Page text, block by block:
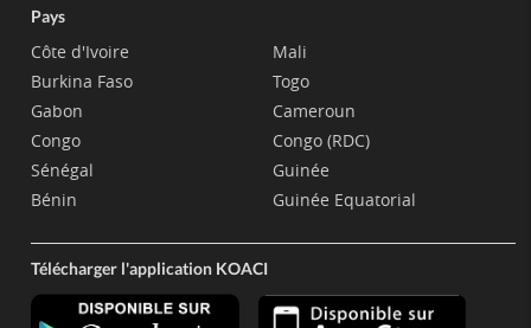
Pays
Côte d'Ivoire
Burkina Faso
Gabon
Congo
Sénégal
Bénin
Mali
Togo
Cameroun
Congo (RDC)
Guinée
Guinée Equatorial
Télécharger l'application KOACI